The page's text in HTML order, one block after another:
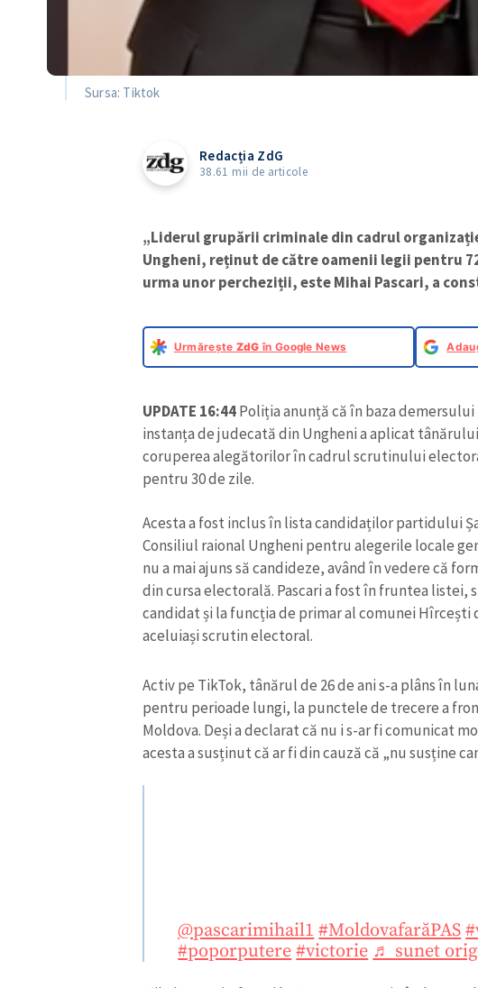
Sursa: Tiktok
Redacția ZdG
38.61 mii de articole
„Liderul grupării criminale din cadrul
Ungheni, reținut de către oamenii legii pentru
urma unor percheziții, este Mihai Pascari, a
Urmărește ZdG în Google News
UPDATE 16:44Poliția anunță că în baza
instanța de judecată din Ungheni a aplicat
coruperea alegătorilor în cadrul scrutinului
pentru 30 de zile.
Acesta a fost inclus în lista candidaților partidului
Consiliul raional Ungheni pentru alegerile locale
nu a mai ajuns să candideze, având în vedere că
din cursa electorală. Pascari a fost în fruntea listei,
candidat și la funcția de primar al comunei
aceluiași scrutin electoral.
Activ pe TikTok, tânărul de 26 de ani s-a plâns în
pentru perioade lungi, la punctele de trecere a
Moldova. Deși a declarat că nu i s-ar fi comunicat
acesta a susținut că ar fi din cauză că „nu susține
@pascarimihail1 #MoldovafarăPAS
#poporputere #victorie ♬ sunet
Titlu știre +
Fotografie +
Link media +